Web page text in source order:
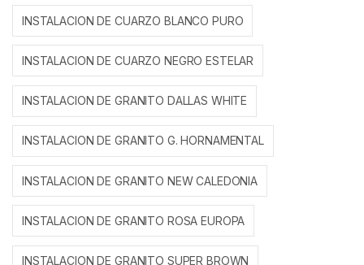
INSTALACION DE CUARZO BLANCO PURO
INSTALACION DE CUARZO NEGRO ESTELAR
INSTALACION DE GRANITO DALLAS WHITE
INSTALACION DE GRANITO G. HORNAMENTAL
INSTALACION DE GRANITO NEW CALEDONIA
INSTALACION DE GRANITO ROSA EUROPA
INSTALACION DE GRANITO SUPER BROWN